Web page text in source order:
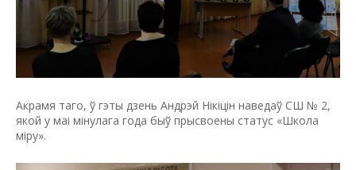
Акрамя таго, ў гэты дзень Андрэй Нікіцін наведаў СШ № 2,
якой у маі мінулага года быў прысвоены статус «Школа
міру».